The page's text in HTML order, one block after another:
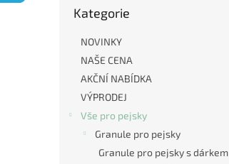
kategorie
Kategorie
NOVINKY
NAŠE CENA
AKČNÍ NABÍDKA
VÝPRODEJ
Vše pro pejsky
Granule pro pejsky
Granule pro pejsky s dárkem